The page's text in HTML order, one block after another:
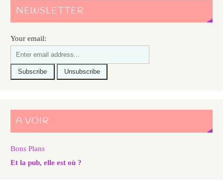
NEWSLETTER
Your email:
A VOIR
Bons Plans
Et la pub, elle est où ?